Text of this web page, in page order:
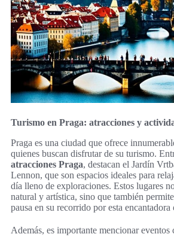
Turismo en Praga: atracciones y
Praga es una ciudad que ofrece
quienes buscan disfrutar de su turismo.
atracciones Praga, destacan el Jardín
Lennon, que son espacios ideales para
día lleno de exploraciones. Estos lugares
natural y artística, sino que también
pausa en su recorrido por esta encantadora
Además, es importante mencionar eventos